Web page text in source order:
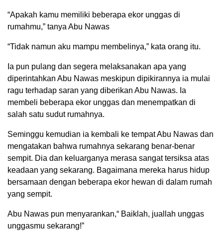
“Apakah kamu memiliki beberapa ekor unggas di
rumahmu,” tanya Abu Nawas
“Tidak namun aku mampu membelinya,” kata orang itu.
Ia pun pulang dan segera melaksanakan apa yang
diperintahkan Abu Nawas meskipun dipikirannya ia mulai
ragu terhadap saran yang diberikan Abu Nawas. Ia
membeli beberapa ekor unggas dan menempatkan di
salah satu sudut rumahnya.
Seminggu kemudian ia kembali ke tempat Abu Nawas dan
mengatakan bahwa rumahnya sekarang benar-benar
sempit. Dia dan keluarganya merasa sangat tersiksa atas
keadaan yang sekarang. Bagaimana mereka harus hidup
bersamaan dengan beberapa ekor hewan di dalam rumah
yang sempit.
Abu Nawas pun menyarankan,“ Baiklah, juallah unggas
unggasmu sekarang!”